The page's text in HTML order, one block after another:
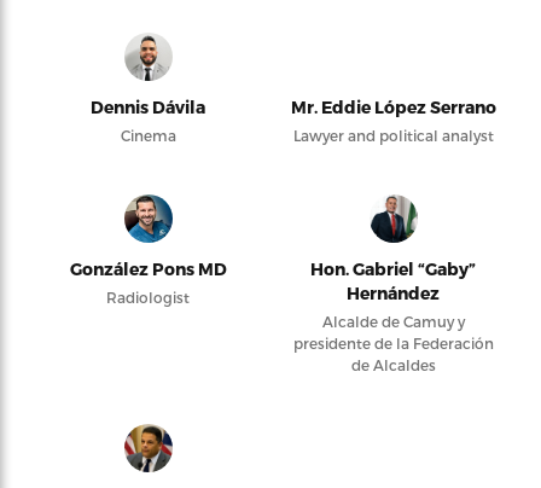
Dennis Dávila
Cinema
Mr. Eddie López Serrano
Lawyer and political analyst
González Pons MD
Radiologist
Hon. Gabriel “Gaby”
Hernández
Alcalde de Camuy y
presidente de la Federación
de Alcaldes